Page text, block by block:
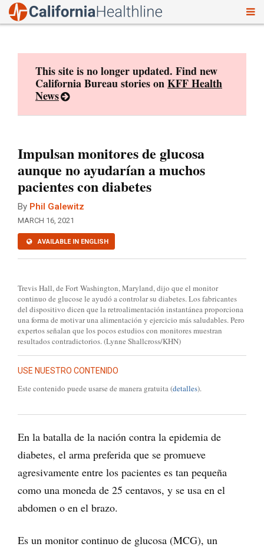
This site is no longer updated. Find new
California Bureau stories onKFF Health
News
Impulsan monitores de glucosa
aunque no ayudarían a muchos
pacientes con diabetes
By Phil Galewitz
MARCH 16, 2021
AVAILABLE IN ENGLISH
Trevis Hall, de Fort Washington, Maryland, dijo que el monitor
continuo de glucose le ayudó a controlar su diabetes. Los fabricantes
del dispositivo dicen que la retroalimentación instantánea proporciona
una forma de motivar una alimentación y ejercicio más saludables. Pero
expertos señalan que los pocos estudios con monitores muestran
resultados contradictorios. (Lynne Shallcross/KHN)
USE NUESTRO CONTENIDO
Este contenido puede usarse de manera gratuita (detalles).
En la batalla de la nación contra la epidemia de
diabetes, el arma preferida que se promueve
agresivamente entre los pacientes es tan pequeña
como una moneda de 25 centavos, y se usa en el
abdomen o en el brazo.
Es un monitor continuo de glucosa (MCG), un